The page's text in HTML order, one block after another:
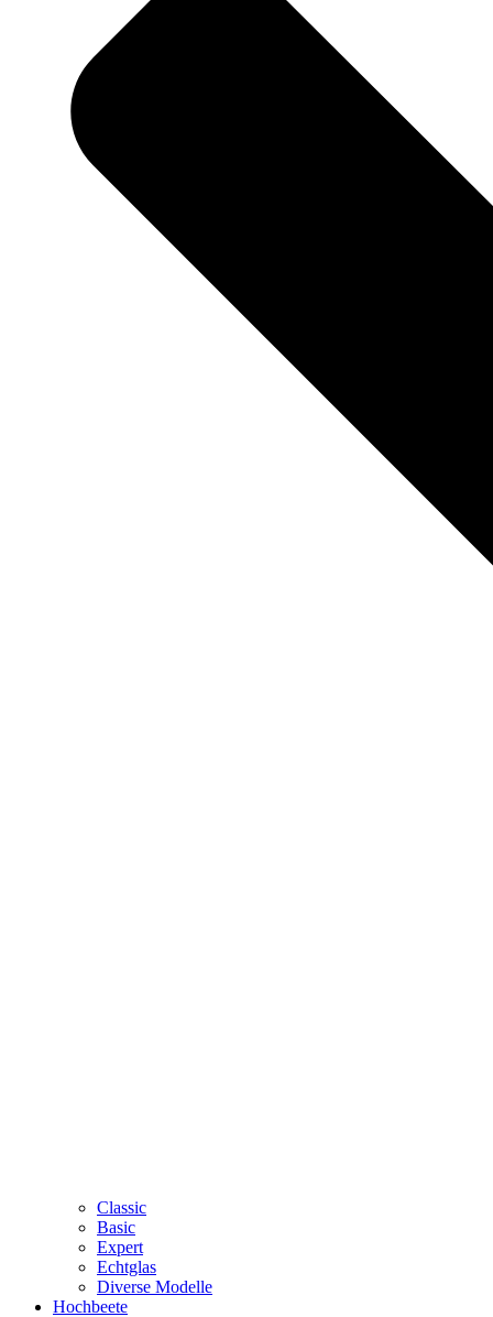
Classic
Basic
Expert
Echtglas
Diverse Modelle
Hochbeete